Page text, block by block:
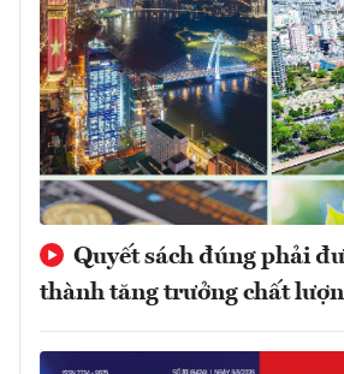
Quyết sách đúng phải
thành tăng trưởng chất